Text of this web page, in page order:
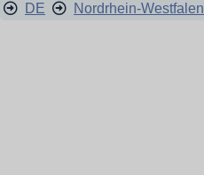
DE
Nordrhein-Westfalen